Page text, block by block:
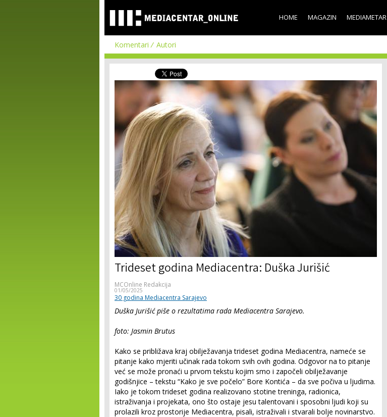
main
content
HOME MAGAZIN MEDIAMETAR
Komentari Autori
Trideset godina Mediacentra: Duška Jurišić
MCOnline Redakcija
01/05/2025
30 godina Mediacentra Sarajevo
Duška Jurišić piše o rezultatima rada Mediacentra Sarajevo.
foto: Jasmin Brutus
Kako se približava kraj obilježavanja trideset godina Mediacentra, nameće se
pitanje kako mjeriti učinak rada tokom svih ovih godina. Odgovor na to pitanje
već se može pronaći u prvom tekstu kojim smo i započeli obilježavanje
godišnjice – tekstu “Kako je sve počelo” Bore Kontića – da sve počiva u ljudima.
Iako je tokom trideset godina realizovano stotine treninga, radionica,
istraživanja i projekata, ono što ostaje jesu talentovani i sposobni ljudi koji su
prolazili kroz prostorije Mediacentra, pisali, istraživali i stvarali bolje novinarstvo.